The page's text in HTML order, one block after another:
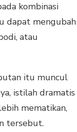
kombinasi
dapat mengubah
atau
itu muncul
istilah dramatis
mematikan,
tersebut.